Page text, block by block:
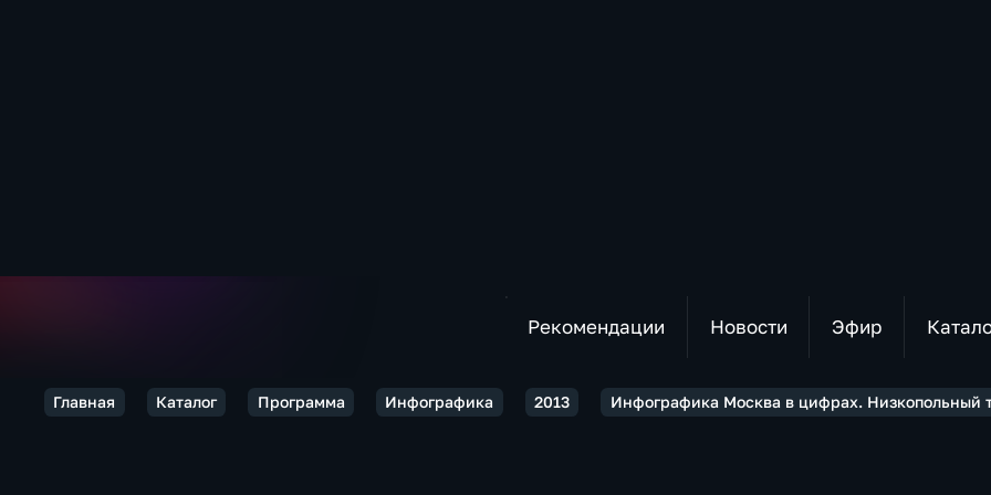
Рекомендации Новости Эфир
Главная Каталог Программа Инфографика 2013 Инфографика Москва в цифрах. Низкопольный